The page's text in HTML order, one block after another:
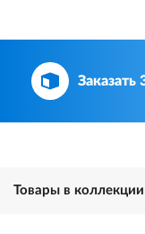
Заказать
Товары в коллекции